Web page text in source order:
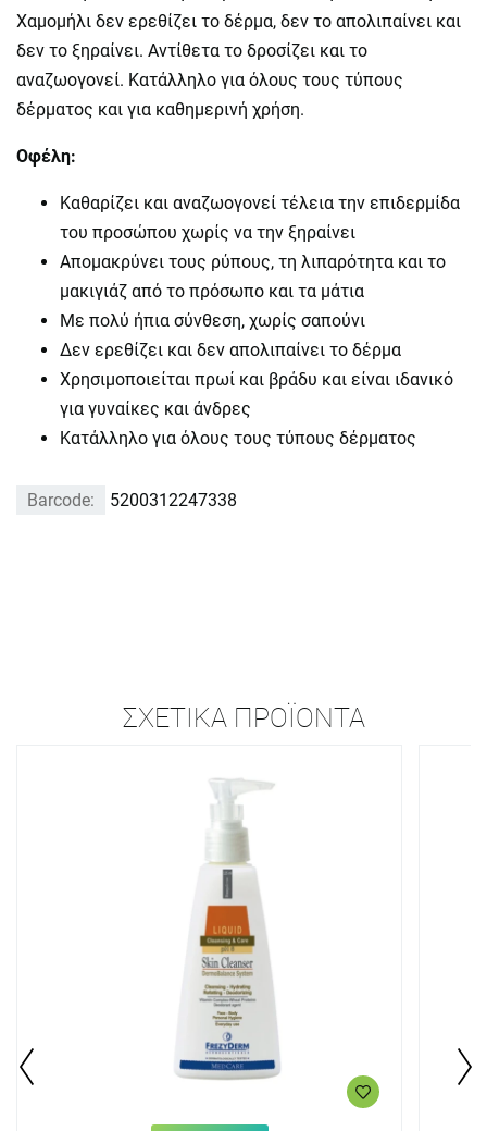
Χαμομήλι δεν ερεθίζει το δέρμα, δεν το απολιπαίνει και
δεν το ξηραίνει. Αντίθετα το δροσίζει και το
αναζωογονεί. Κατάλληλο για όλους τους τύπους
δέρματος και για καθημερινή χρήση.
Οφέλη:
Καθαρίζει και αναζωογονεί τέλεια την επιδερμίδα
του προσώπου χωρίς να την ξηραίνει
Απομακρύνει τους ρύπους, τη λιπαρότητα και το
μακιγιάζ από το πρόσωπο και τα μάτια
Με πολύ ήπια σύνθεση, χωρίς σαπούνι
Δεν ερεθίζει και δεν απολιπαίνει το δέρμα
Χρησιμοποιείται πρωί και βράδυ και είναι ιδανικό
για γυναίκες και άνδρες
Κατάλληλο για όλους τους τύπους δέρματος
Barcode: 5200312247338
ΣΧΕΤΙΚΆ ΠΡΟΪΌΝΤΑ